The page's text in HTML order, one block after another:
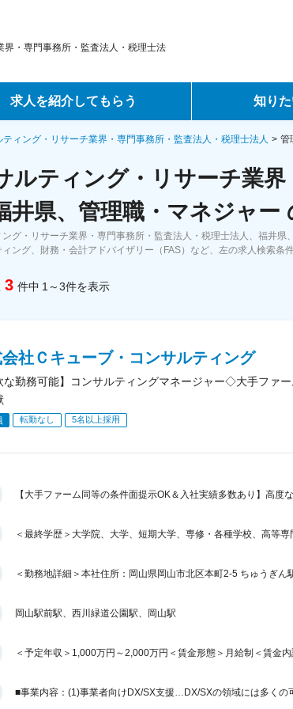
界・専門事務所・監査法人・税理士法
求人を紹介してもらう
ェントサービス
トサービス
ナーエージェントサービス
知り
転職ノウハウ
データで見る転
コラム・インタ
転職Q&A
ティング・リサーチ業界・専門事務所・監査法人・税理士法人 管
ルティング・リサーチ業
井県、管理職・マネジャー
ング・リサーチ業界・専門事務所・監査法人・税理士法人、福井
ング、財務・会計アドバイザリー（FAS）など、左の求人検索条
3 件中 1～3件を表示
社Ｃキューブ・コンサルティング
な勤務可能】コンサルティングマネージャー◇大手ファ
転勤なし 5名以上採用
【大手ファーム同等の条件面提示OK＆入社実績多数あり】高
＜最終学歴＞大学院、大学、短期大学、専修・各種学校、高等専
＜勤務地詳細＞本社住所：岡山県岡山市北区本町2-5 ちゅうぎん
岡山駅前駅、西川緑道公園駅、岡山駅
＜予定年収＞1,000万円～2,000万円＜賃金形態＞月給制＜賃金
■事業内容：(1)事業者向けDX/SX支援…DX/SXの領域には多くの